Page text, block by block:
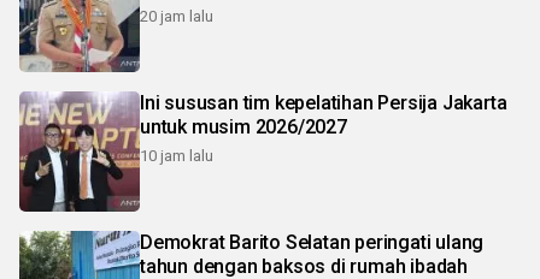
20 jam lalu
Ini sususan tim kepelatihan Persija Jakarta
untuk musim 2026/2027
10 jam lalu
Demokrat Barito Selatan peringati ulang
tahun dengan baksos di rumah ibadah